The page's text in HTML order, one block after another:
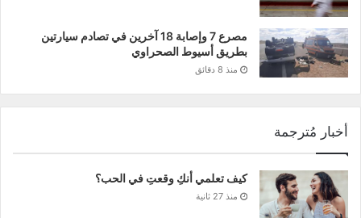
مصرع 7 وإصابة 18 آخرين في تصادم سيارتين
بطريق أسيوط الصحراوي
منذ 8 دقائق
أخبار مُترجمة
كيف تعلمي أنكِ وقعتِ في الحب؟
منذ 27 ثانية